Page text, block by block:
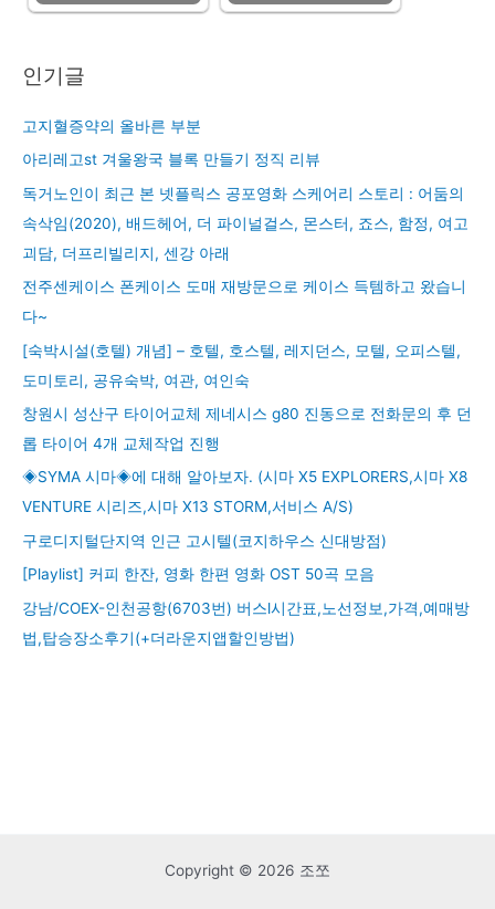
인기글
고지혈증약의 올바른 부분
아리레고st 겨울왕국 블록 만들기 정직 리뷰
독거노인이 최근 본 넷플릭스 공포영화 스케어리 스토리 : 어둠의
속삭임(2020), 배드헤어, 더 파이널걸스, 몬스터, 죠스, 함정, 여고
괴담, 더프리빌리지, 센강 아래
전주센케이스 폰케이스 도매 재방문으로 케이스 득템하고 왔습니
다~
[숙박시설(호텔) 개념] – 호텔, 호스텔, 레지던스, 모텔, 오피스텔,
도미토리, 공유숙박, 여관, 여인숙
창원시 성산구 타이어교체 제네시스 g80 진동으로 전화문의 후 던
롭 타이어 4개 교체작업 진행
◈SYMA 시마◈에 대해 알아보자. (시마 X5 EXPLORERS,시마 X8
VENTURE 시리즈,시마 X13 STORM,서비스 A/S)
구로디지털단지역 인근 고시텔(코지하우스 신대방점)
[Playlist] 커피 한잔, 영화 한편 영화 OST 50곡 모음
강남/COEX-인천공항(6703번) 버스l시간표,노선정보,가격,예매방
법,탑승장소후기(+더라운지앱할인방법)
Copyright © 2026 조쪼